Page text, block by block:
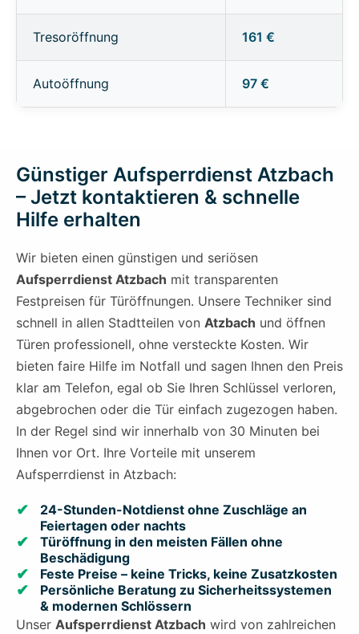
Tresoröffnung 161 €
Autoöffnung 97 €
Günstiger Aufsperrdienst Atzbach
– Jetzt kontaktieren & schnelle
Hilfe erhalten
Wir bieten einen günstigen und seriösen
Aufsperrdienst Atzbach mit transparenten
Festpreisen für Türöffnungen. Unsere Techniker sind
schnell in allen Stadtteilen von Atzbach und öffnen
Türen professionell, ohne versteckte Kosten. Wir
bieten faire Hilfe im Notfall und sagen Ihnen den Preis
klar am Telefon, egal ob Sie Ihren Schlüssel verloren,
abgebrochen oder die Tür einfach zugezogen haben.
In der Regel sind wir innerhalb von 30 Minuten bei
Ihnen vor Ort. Ihre Vorteile mit unserem
Aufsperrdienst in Atzbach:
24-Stunden-Notdienst ohne Zuschläge an
Feiertagen oder nachts
Türöffnung in den meisten Fällen ohne
Beschädigung
Feste Preise – keine Tricks, keine Zusatzkosten
Persönliche Beratung zu Sicherheitssystemen
& modernen Schlössern
Unser Aufsperrdienst Atzbach wird von zahlreichen